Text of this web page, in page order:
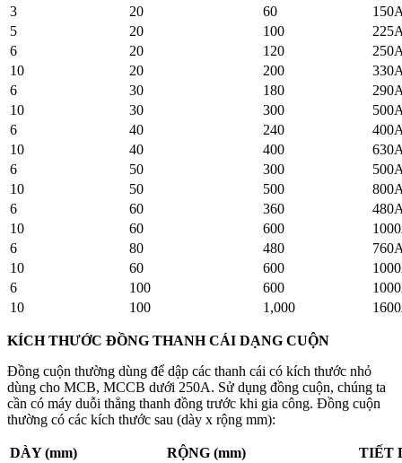
3
20 60
5
20 100
6
20 120
10
20 200
6
30 180
10
30 300
6
40 240
10
40 400
6
50 300
10
50 500
6
60 360
10
60 600
6
80 480
10
60 600
6
100 600
10
100 1,000
KÍCH THƯỚC ĐỒNG THANH CÁI DẠNG CUỘN
Đồng cuộn thường dùng để dập các thanh cái có kích thước nhỏ
dùng cho MCB, MCCB dưới 250A. Sử dụng đồng cuộn, chúng ta
cần có máy duỗi thẳng thanh đồng trước khi gia công. Đồng cuộn
thường có các kích thước sau (dày x rộng mm):
DÀY (mm) RỘNG (mm)
TIẾT